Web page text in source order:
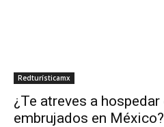
Redturísticamx
¿Te atreves a
embrujados en México?